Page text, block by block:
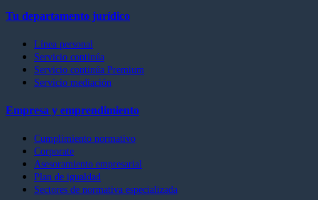
Tu departamento jurídico
Línea personal
Servicio continúa
Servicio continúa Premium
Servicio mediación
Empresa y emprendimiento
Cumplimiento normativo
Corporate
Asesoramiento empresarial
Plan de igualdad
Sectores de normativa especializada